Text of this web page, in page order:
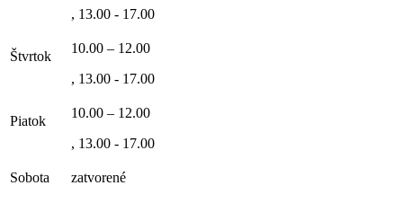
, 13.00 - 17.00
Štvrtok
10.00 – 12.00
, 13.00 - 17.00
Piatok
10.00 – 12.00
, 13.00 - 17.00
Sobota zatvorené